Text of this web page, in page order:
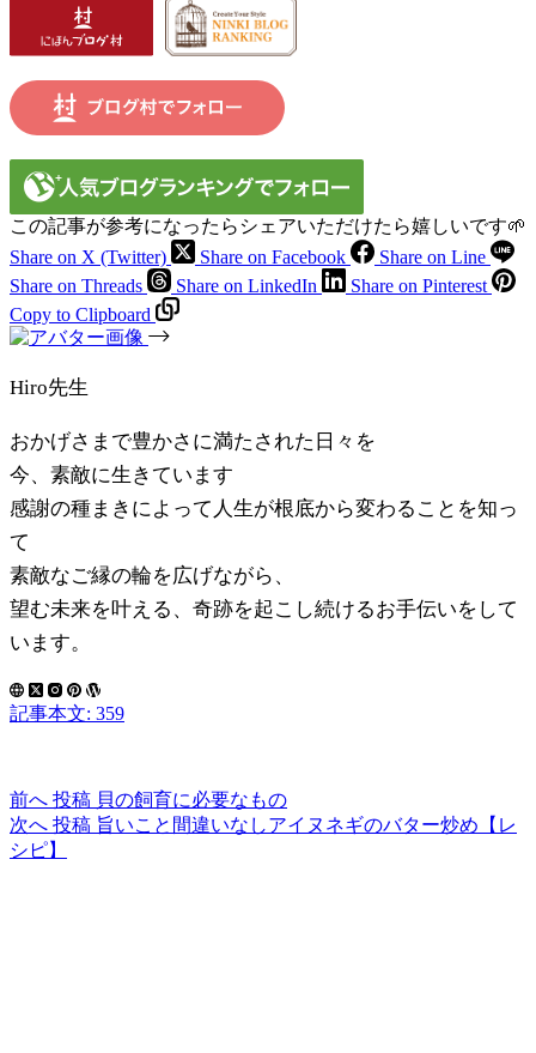
この記事が参考になったらシェアいただけたら嬉しいです🌱
Share on X (Twitter)
Share on Facebook
Share on Line
Share on Threads
Share on LinkedIn
Share on Pinterest
Copy to Clipboard
Hiro先生
おかげさまで豊かさに満たされた日々を
今、素敵に生きています
感謝の種まきによって人生が根底から変わることを知っ
て
素敵なご縁の輪を広げながら、
望む未来を叶える、奇跡を起こし続けるお手伝いをして
います。
記事本文: 359
前へ 投稿 貝の飼育に必要なもの
次へ 投稿 旨いこと間違いなしアイヌネギのバター炒め【レ
シピ】